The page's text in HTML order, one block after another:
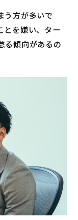
う方が多いで
とを嫌い、ター
る傾向があるの